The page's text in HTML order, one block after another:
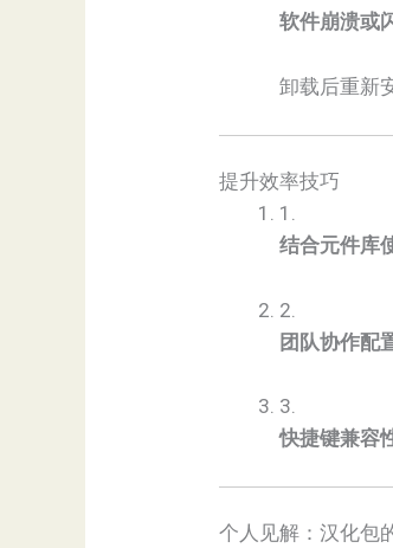
软件崩溃或
卸载后重新
提升效率技巧
1.
结合元件库
2.
团队协作配
3.
快捷键兼容
个人见解：汉化包